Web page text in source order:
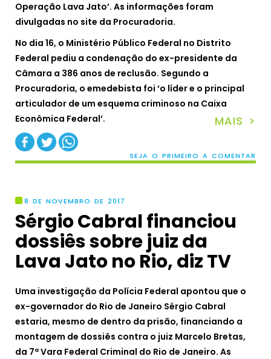
Operação Lava Jato’. As informações foram
divulgadas no site da Procuradoria.
No dia 16, o Ministério Público Federal no Distrito
Federal pediu a condenação do ex-presidente da
Câmara a 386 anos de reclusão. Segundo a
Procuradoria, o emedebista foi ‘o líder e o principal
articulador de um esquema criminoso na Caixa
Econômica Federal’.
MAIS >
SEJA O PRIMEIRO A COMENTAR
8 DE NOVEMBRO DE 2017
Sérgio Cabral financiou
dossiês sobre juiz da
Lava Jato no Rio, diz TV
Uma investigação da Polícia Federal apontou que o
ex-governador do Rio de Janeiro Sérgio Cabral
estaria, mesmo de dentro da prisão, financiando a
montagem de dossiês contra o juiz Marcelo Bretas,
da 7ª Vara Federal Criminal do Rio de Janeiro. As